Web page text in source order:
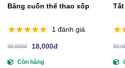
Băng cuốn thể thao xốp
1 đánh giá
30,000đ 18,000đ
Còn hàng